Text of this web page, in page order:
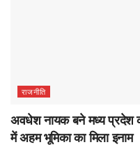
राजनीति
अवधेश नायक बने मध्य प्रदेश
में अहम भूमिका का मिला इनाम